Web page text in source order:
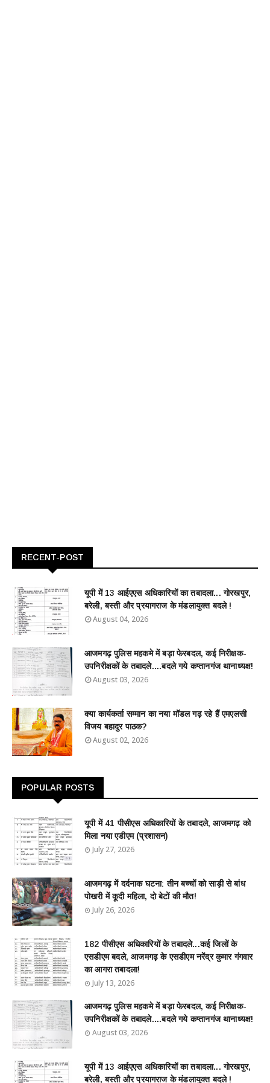
RECENT-POST
यूपी में 13 आईएएस अधिकारियों का तबादला... गोरखपुर,
बरेली, बस्ती और प्रयागराज के मंडलायुक्त बदले !
August 04, 2026
आजमगढ़ पुलिस महकमे में बड़ा फेरबदल, कई निरीक्षक-
उपनिरीक्षकों के तबादले....बदले गये कप्तानगंज थानाध्यक्ष!
August 03, 2026
क्या कार्यकर्ता सम्मान का नया मॉडल गढ़ रहे हैं एमएलसी
विजय बहादुर पाठक?
August 02, 2026
POPULAR POSTS
यूपी में 41 पीसीएस अधिकारियों के तबादले, आजमगढ़ को
मिला नया एडीएम (प्रशासन)
July 27, 2026
आजमगढ़ में दर्दनाक घटना: तीन बच्चों को साड़ी से बांध
पोखरी में कूदी महिला, दो बेटों की मौत!
July 26, 2026
182 पीसीएस अधिकारियों के तबादले...कई जिलों के
एसडीएम बदले, आजमगढ़ के एसडीएम नरेंद्र कुमार गंगवार
का आगरा तबादला!
July 13, 2026
आजमगढ़ पुलिस महकमे में बड़ा फेरबदल, कई निरीक्षक-
उपनिरीक्षकों के तबादले....बदले गये कप्तानगंज थानाध्यक्ष!
August 03, 2026
यूपी में 13 आईएएस अधिकारियों का तबादला... गोरखपुर,
बरेली, बस्ती और प्रयागराज के मंडलायुक्त बदले !